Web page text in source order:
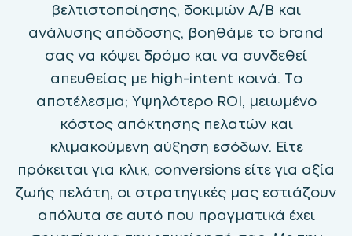
βελτιστοποίησης, δοκιμών A/B και
ανάλυσης απόδοσης, βοηθάμε το brand
σας να κόψει δρόμο και να συνδεθεί
απευθείας με high-intent κοινά. Το
αποτέλεσμα; Υψηλότερο ROI, μειωμένο
κόστος απόκτησης πελατών και
κλιμακούμενη αύξηση εσόδων. Είτε
πρόκειται για κλικ, conversions είτε για αξία
ζωής πελάτη, οι στρατηγικές μας εστιάζουν
απόλυτα σε αυτό που πραγματικά έχει